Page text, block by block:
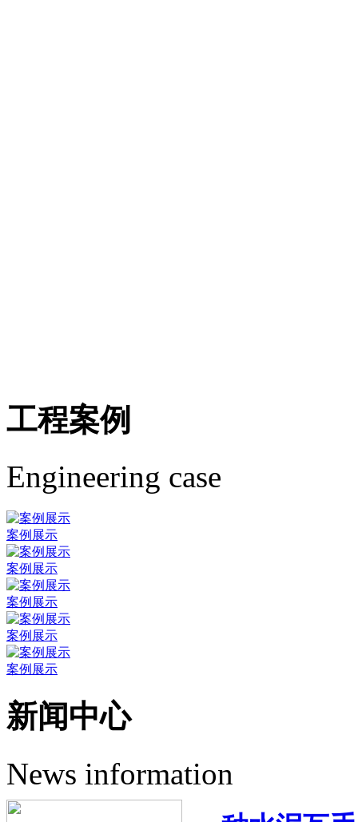
工程案例
Engineering case
案例展示
案例展示
案例展示
案例展示
案例展示
新闻中心
News information